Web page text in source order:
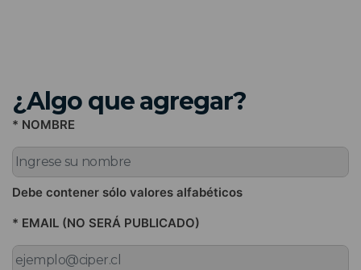
¿Algo que agregar?
* NOMBRE
Debe contener sólo valores alfabéticos
* EMAIL (NO SERÁ PUBLICADO)